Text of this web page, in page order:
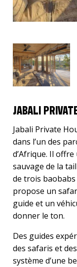
JABALI
Jabali Private
dans l’un des
d’Afrique. Il
sauvage de la
de trois baobabs
propose un
guide et un
donner le ton.
Des guides
des safaris et
système d’une